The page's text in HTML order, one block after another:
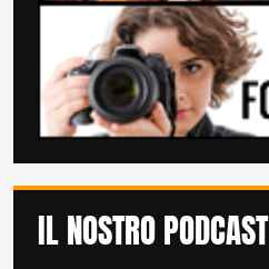
IL NOSTRO PODCAST